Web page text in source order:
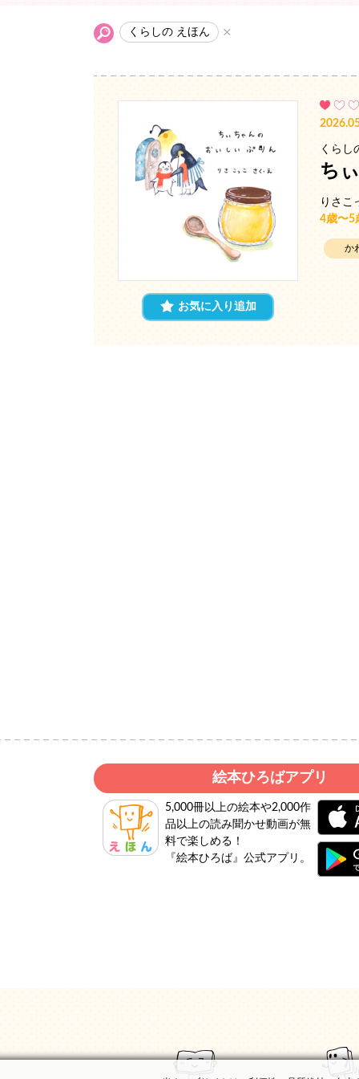
くらしの えほん
お気に入り追加
くらし
ち
りさこ
4歳〜5
か
絵本ひろばアプリ
5,000冊以上の絵本や2,000作
品以上の読み聞かせ動画が無
料で楽しめる！
『絵本ひろば』公式アプリ。